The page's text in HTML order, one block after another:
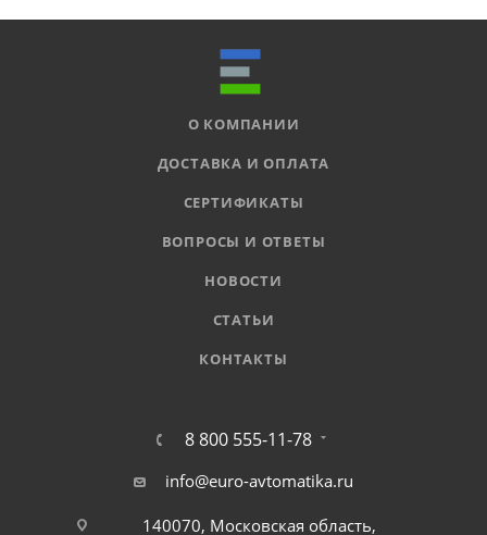
О КОМПАНИИ
ДОСТАВКА И ОПЛАТА
СЕРТИФИКАТЫ
ВОПРОСЫ И ОТВЕТЫ
НОВОСТИ
СТАТЬИ
КОНТАКТЫ
8 800 555-11-78
info@euro-avtomatika.ru
140070, Московская область,